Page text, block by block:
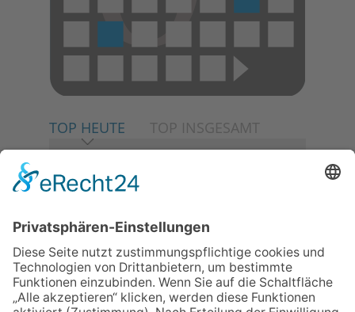
TOP HEUTE TOP INSGESAMT
06.08.2026
Baustellenführung führt auch in
die Zukunft der Stadt
Königstein
06.08.2026
Klinikforum zum Thema